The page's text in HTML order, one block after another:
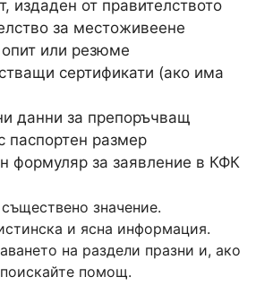
издаден от правителството
за местоживеене
или резюме
сертификати (ако има
данни за препоръчващ
паспортен размер
формуляр за заявление в КФК
значение.
и ясна информация.
на раздели празни и, ако
помощ.